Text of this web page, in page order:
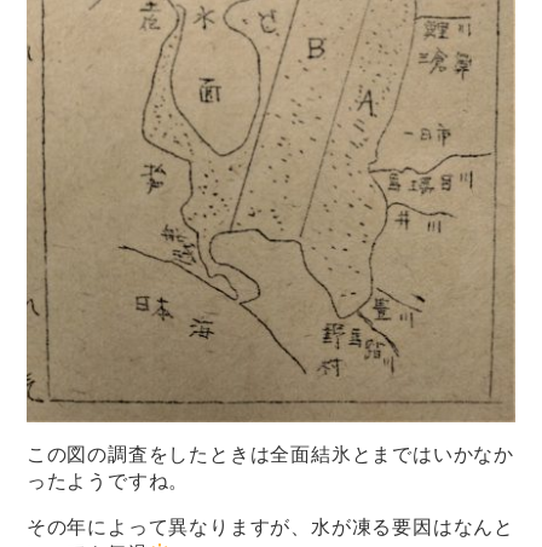
この図の調査をしたときは全面結氷とまではいかなか
ったようですね。
その年によって異なりますが、水が凍る要因はなんと